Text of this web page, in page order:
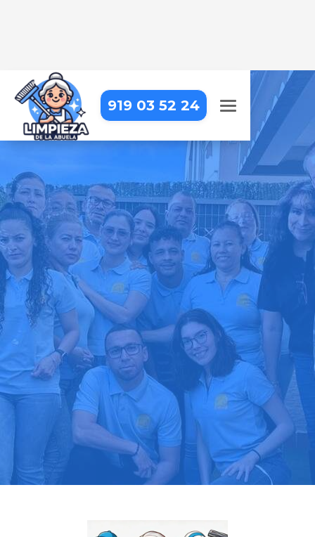
919 03 52 24
LIMPIEZA DE APARTAMENTOS
TURÍSTICOS EN MADRID –
BARAJAS – AEROPUERTO
Dejamos tus apartamentos
impecables para que tus
huéspedes se sientan como en
casa
Pide tu presupuesto gratis
Llama hoy: 919 03 52 24
Más de 1000 clientes confían en nosotros
⭐⭐⭐⭐⭐